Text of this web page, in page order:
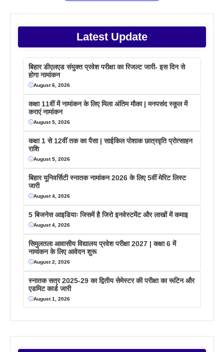
Latest Update
बिहार डीएलएड संयुक्त प्रवेश परीक्षा का रिजल्ट जारी- इस दिन से
होगा नामांकन
August 6, 2026
कक्षा 11वीं में नामांकन के लिए मिला अंतिम मौका | मनपसंद स्कूल में
कराएं नामांकन
August 5, 2026
कक्षा 1 से 12वीं तक का पैसा | साईकिल पोशाक छात्रवृति प्रोत्साहन
राशि
August 5, 2026
बिहार यूनिवर्सिटी स्नातक नामांकन 2026 के लिए 5वीं मेरिट लिस्ट
जारी
August 4, 2026
5 बिजनेस आइडियाः जिसमें है जिरो इनवेस्टमेंट और लाखों में कमाइ
August 4, 2026
सिमुलतला आवासीय विद्यालय प्रवेश परीक्षा 2027 | कक्षा 6 में
नामांकन के लिए आवेदन शुरू
August 2, 2026
स्नातक सत्र 2025-29 का द्वितीय सेमेस्टर की परीक्षा का रूटिन और
एडमिट कार्ड जारी
August 1, 2026